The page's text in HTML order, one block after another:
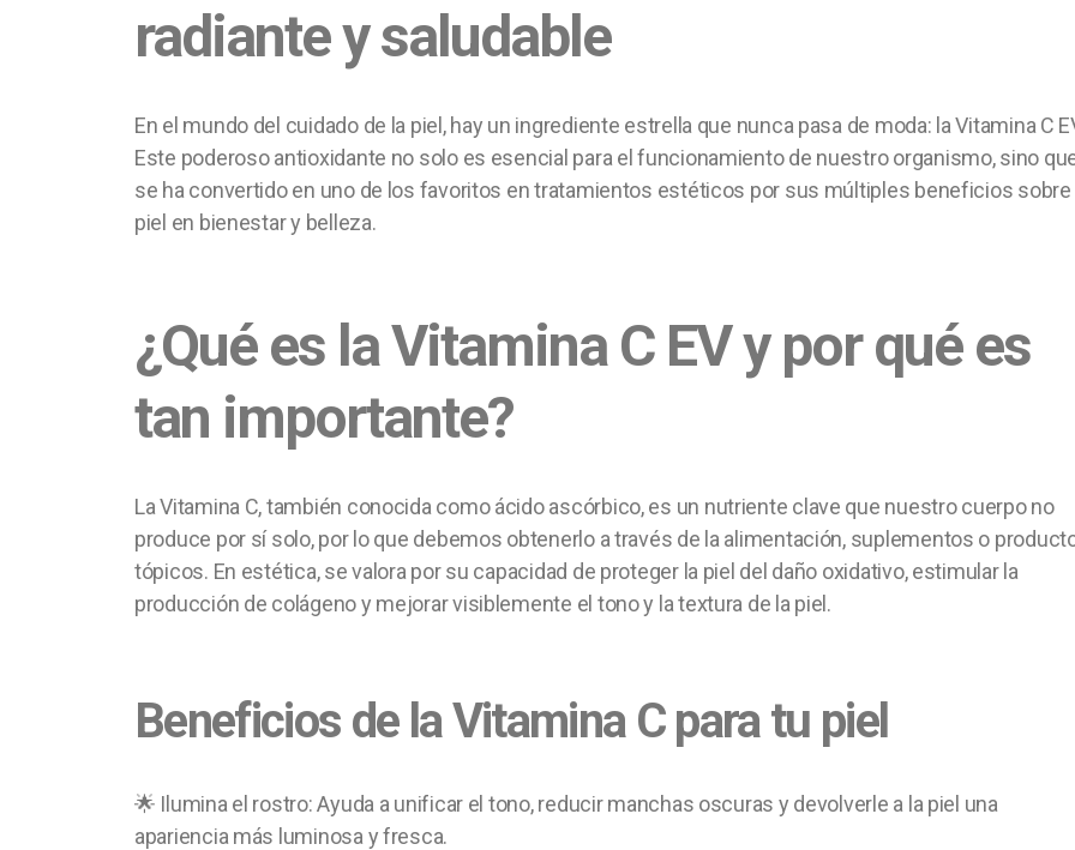
radiante y saludable
En el mundo del cuidado de la piel, hay un ingrediente estrella que nunca pasa de moda: la Vitamina C
Este poderoso antioxidante no solo es esencial para el funcionamiento de nuestro organismo, sino
se ha convertido en uno de los favoritos en tratamientos estéticos por sus múltiples beneficios sobre
piel en bienestar y belleza.
¿Qué es la Vitamina C EV y por qué es
tan importante?
La Vitamina C, también conocida como ácido ascórbico, es un nutriente clave que nuestro cuerpo no
produce por sí solo, por lo que debemos obtenerlo a través de la alimentación, suplementos o
tópicos. En estética, se valora por su capacidad de proteger la piel del daño oxidativo, estimular la
producción de colágeno y mejorar visiblemente el tono y la textura de la piel.
Beneficios de la Vitamina C para tu piel
🌟 Ilumina el rostro: Ayuda a unificar el tono, reducir manchas oscuras y devolverle a la piel una
apariencia más luminosa y fresca.